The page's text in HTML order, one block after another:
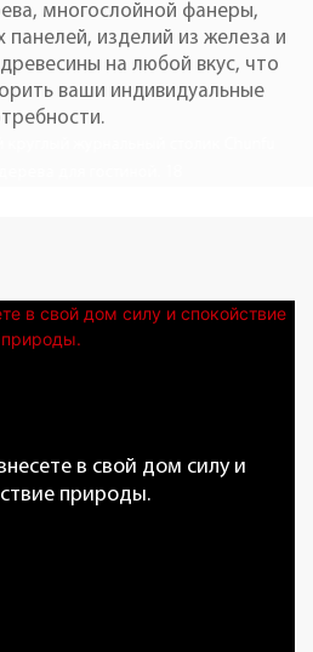
многослойной фанеры,
изделий из железа и
на любой вкус, что
ваши индивидуальные
в свой дом силу и
природы.